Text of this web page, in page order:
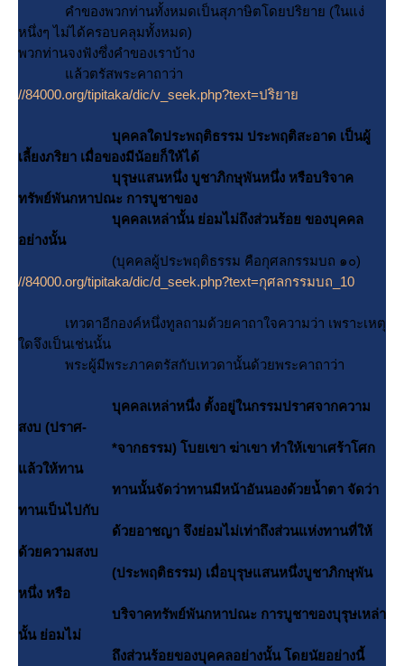
คำของพวกท่านทั้งหมดเป็นสุภาษิตโดยปริยาย (ในแง่
หนึ่งๆ ไม่ได้ครอบคลุมทั้งหมด)
พวกท่านจงฟังซึ่งคำของเราบ้าง
ล้วตรัสพระคาถาว่า
//84000.org/tipitaka/dic/v_seek.php?text=ปริยา
บุคคลใดประพฤติธรรม ประพฤติสะอาด เป็นผู้
เลี้ยงภริยา เมื่อของมีน้อยก็ให้ได้
บุรุษแสนหนึ่ง บูชาภิกษุพันหนึ่ง หรือบริจาค
ทรัพย์พันกหาปณะ การบูชาของ
บุคคลเหล่านั้น ย่อมไม่ถึงส่วนร้อย ของบุคคล
อย่างนั้น
(บุคคลผู้ประพฤติธรรม คือกุศลกรรมบถ ๑๐)
//84000.org/tipitaka/dic/d_seek.php?text=กุศลกรรมบถ_10
เทวดาอีกองค์หนึ่งทูลถามด้วยคาถาใจความว่า เพราะเหตุ
ดจึงเป็นเช่นนั้น
พระผู้มีพระภาคตรัสกับเทวดานั้นด้วยพระคาถาว่า
บุคคลเหล่าหนึ่ง ตั้งอยู่ในกรรมปราศจากความ
สงบ (ปราศ-
*จากธรรม) โบยเขา ฆ่าเขา ทำให้เขาเศร้าโศก
ล้วให้ทาน
ทานนั้นจัดว่าทานมีหน้าอันนองด้วยน้ำตา จัดว่า
ทานเป็นไปกับ
ด้วยอาชญา จึงย่อมไม่เท่าถึงส่วนแห่งทานที่ให้
ด้วยความสงบ
(ประพฤติธรรม) เมื่อบุรุษแสนหนึ่งบูชาภิกษุพัน
หนึ่ง หรือ
บริจาคทรัพย์พันกหาปณะ การบูชาของบุรุษเหล่า
นั้น ย่อมไม่
ถึงส่วนร้อยของบุคคลอย่างนั้น โดยนัยอย่างนี้